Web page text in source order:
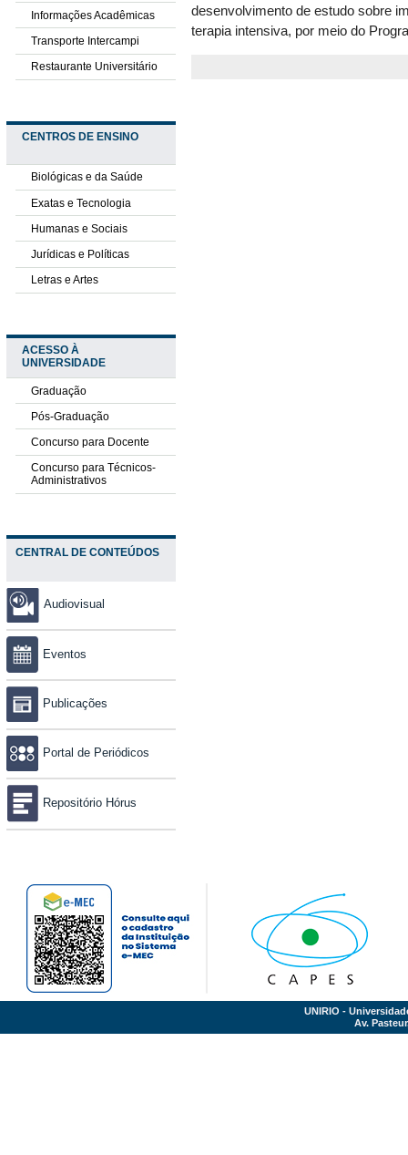
Informações Acadêmicas
Transporte Intercampi
Restaurante Universitário
CENTROS DE ENSINO
Biológicas e da Saúde
Exatas e Tecnologia
Humanas e Sociais
Jurídicas e Políticas
Letras e Artes
ACESSO À
UNIVERSIDADE
Graduação
Pós-Graduação
Concurso para Docente
Concurso para Técnicos-
Administrativos
CENTRAL DE CONTEÚDOS
Audiovisual
Eventos
Publicações
Portal de Periódicos
Repositório Hórus
desenvolvimento de estudo sobre
terapia intensiva, por meio do
UNIRIO -
Av.